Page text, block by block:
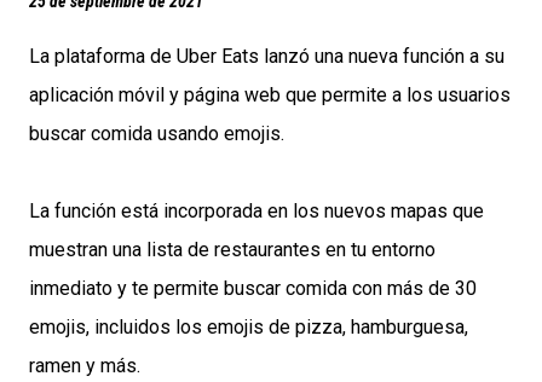
La plataforma de Uber Eats lanzó una nueva función a su
aplicación móvil y página web que permite a los usuarios
buscar comida usando emojis.
La función está incorporada en los nuevos mapas que
muestran una lista de restaurantes en tu entorno
inmediato y te permite buscar comida con más de 30
emojis, incluidos los emojis de pizza, hamburguesa,
ramen y más.